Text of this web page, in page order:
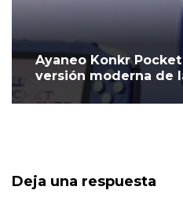
Ayaneo Konkr
versión moderna de
Deja una respuesta